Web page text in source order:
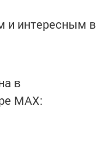
и интересным в
в
MАХ: